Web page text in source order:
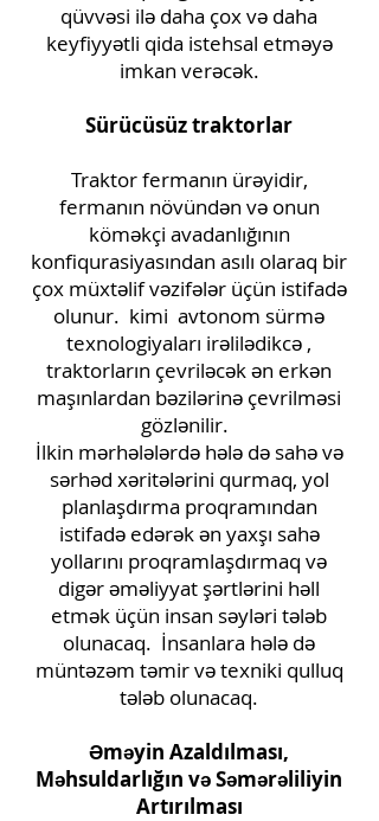
qüvvəsi ilə daha çox və daha
keyfiyyətli qida istehsal etməyə
imkan verəcək.
Sürücüsüz traktorlar
Traktor fermanın ürəyidir,
fermanın növündən və onun
köməkçi avadanlığının
konfiqurasiyasından asılı olaraq bir
çox müxtəlif vəzifələr üçün istifadə
olunur. kimi avtonom sürmə
texnologiyaları irəlilədikcə ,
traktorların çevriləcək ən erkən
maşınlardan bəzilərinə çevrilməsi
gözlənilir.
İlkin mərhələlərdə hələ də sahə və
sərhəd xəritələrini qurmaq, yol
planlaşdırma proqramından
istifadə edərək ən yaxşı sahə
yollarını proqramlaşdırmaq və
digər əməliyyat şərtlərini həll
etmək üçün insan səyləri tələb
olunacaq. İnsanlara hələ də
müntəzəm təmir və texniki qulluq
tələb olunacaq.
Əməyin Azaldılması,
Məhsuldarlığın və Səmərəliliyin
Artırılması